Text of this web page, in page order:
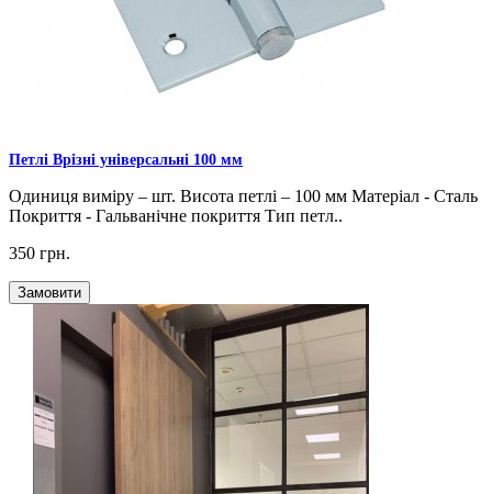
Петлі Врізні універсальні 100 мм
Одиниця виміру – шт. Висота петлі – 100 мм Матеріал - Сталь
Покриття - Гальванічне покриття Тип петл..
350 грн.
Замовити